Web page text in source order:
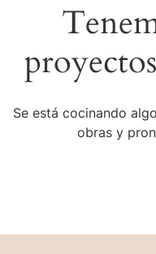
Se está cocinando
obras y